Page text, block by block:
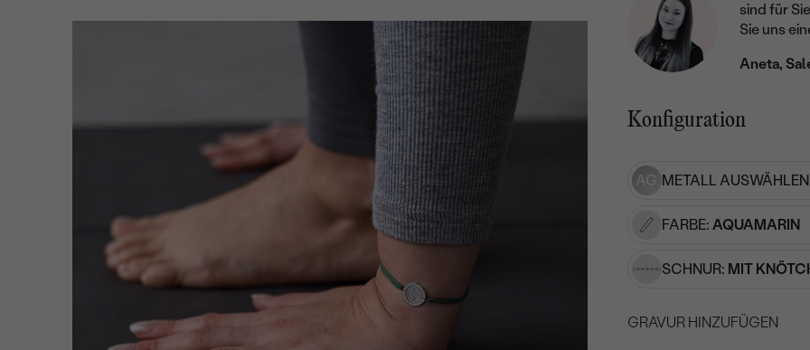
sind für
Sie uns
Aneta,
Konfiguration
AG METALL
FARBE: AQUAMARIN
SCHNUR: MIT
GRAVUR HINZUFÜGEN